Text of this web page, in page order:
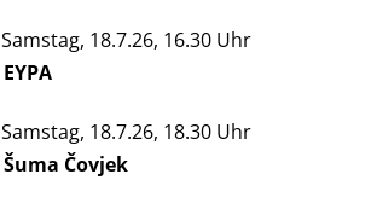
Samstag, 18.7.26, 16.30 Uhr
EYPA
Samstag, 18.7.26, 18.30 Uhr
Šuma Čovjek